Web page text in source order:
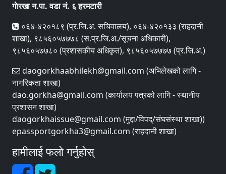
गाेरखा न.पा. वडा नं. ६ हरमटारी
०६४-४२०१८९ (प्र.जि.अ. सचिवालय), ०६४-४२०१३३ (राहदानी
शाखा), ९८५६०५७७७८ (स.प्र.जि.अ./सूचना अधिकारी),
९८५६०५७७८० (प्रशासकीय अधिकृत), ९८५६०५७७७७ (प्र.जि.अ.)
daogorkhaabhilekh@gmail.com (अभिलेखको लागि -
नागरिकता शाखा)
dao.gorkha@gmail.com (कार्यालय पत्रको लागि - स्थानीय
प्रशासन शाखा)
daogorkhaissue@gmail.com (मुद्दा/विपद्/संघसंस्था शाखा))
epassportgorkha3@gmail.com (राहदानी शाखा)
हामीलाई फलो गर्नुहोस्